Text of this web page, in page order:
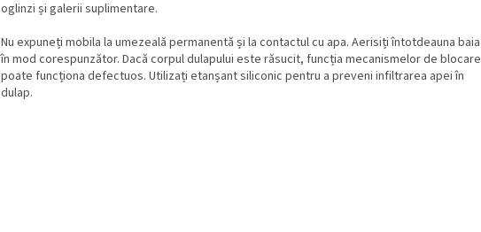
oglinzi și galerii suplimentare.
Nu expuneți mobila la umezeală permanentă și la contactul cu apa. Aerisiți întotdeauna baia
în mod corespunzător. Dacă corpul dulapului este răsucit, funcția mecanismelor de blocare
poate funcționa defectuos. Utilizați etanșant siliconic pentru a preveni infiltrarea apei în
dulap.